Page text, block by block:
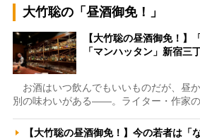
大竹聡の「昼酒御免！」
【大竹聡の昼酒御免！】
「マンハッタン」新宿
お酒はいつ飲んでもいいものだが、昼
別の味わいがある――。ライター・作家
【大竹聡の昼酒御免！】今の若者は「